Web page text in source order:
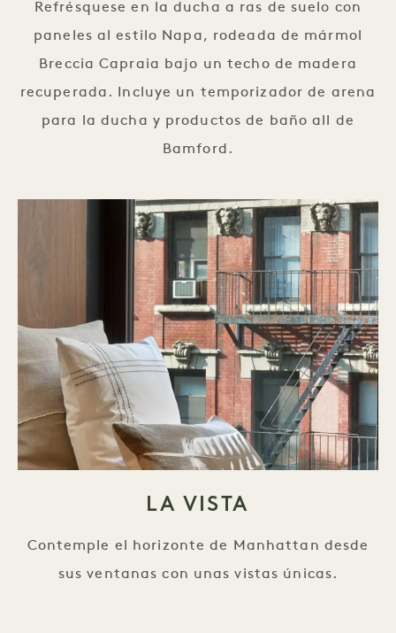
Refrésquese en la ducha a ras de suelo con
paneles al estilo Napa, rodeada de mármol
Breccia Capraia bajo un techo de madera
recuperada. Incluye un temporizador de arena
para la ducha y productos de baño all de
Bamford.
LA VISTA
Contemple el horizonte de Manhattan desde
sus ventanas con unas vistas únicas.